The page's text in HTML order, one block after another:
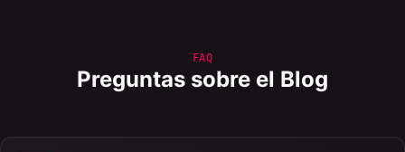
FAQ
Preguntas sobre el Blog